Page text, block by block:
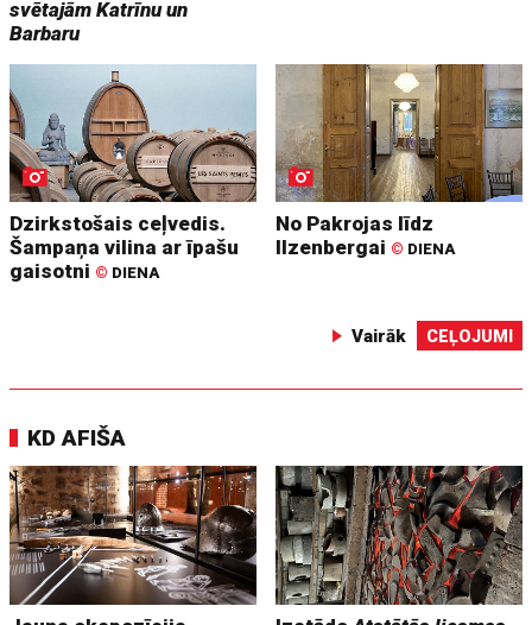
svētajām Katrīnu un
Barbaru
Dzirkstošais ceļvedis.
Šampaņa vilina ar īpašu
gaisotni © DIENA
No Pakrojas līdz
Ilzenbergai © DIENA
Vairāk CEĻOJUMI
KD AFIŠA